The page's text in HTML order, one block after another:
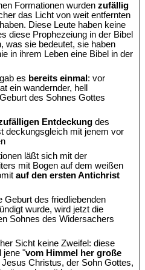
Formationen wurdenzufällig
das Licht von weit entfernten
Diese Leute haben keine
diese Prophezeiung in der Bibel
was sie bedeutet, sie haben
in ihrem Leben eine Bibel in der
es bereits einmal : vor
ein wandernder, hell
des Sohnes Gottes
Entdeckung des
deckungsgleich mit jenem vor
läßt sich mit der
mit Bogen auf dem weißen
auf den ersten Antichrist
Geburt des friedliebenden
wurde, wird jetzt die
Sohnes des Widersachers
Sicht keine Zweifel: diese
jene "vom Himmel her große
Christus, der Sohn Gottes,